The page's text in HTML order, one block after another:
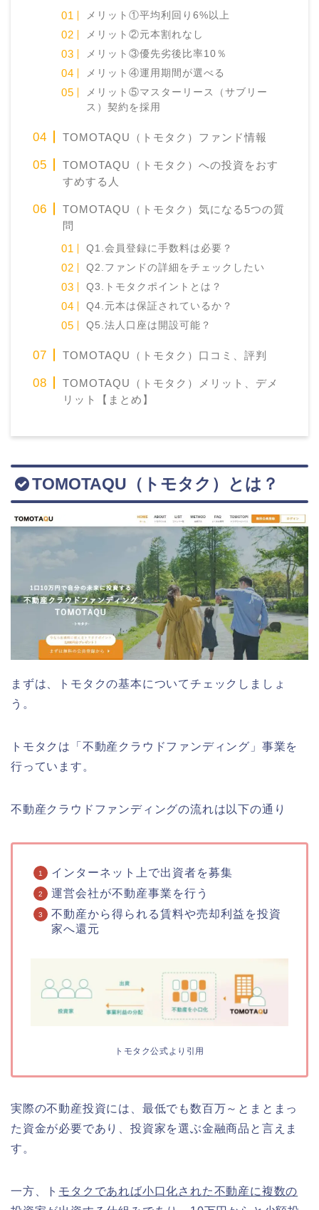
メリット①平均利回り6%以上
メリット②元本割れなし
メリット③優先劣後比率10％
メリット④運用期間が選べる
メリット⑤マスターリース（サブリー
ス）契約を採用
TOMOTAQU（トモタク）ファンド情報
TOMOTAQU（トモタク）への投資をおす
すめする人
TOMOTAQU（トモタク）気になる5つの質
問
Q1.会員登録に手数料は必要？
Q2.ファンドの詳細をチェックしたい
Q3.トモタクポイントとは？
Q4.元本は保証されているか？
Q5.法人口座は開設可能？
TOMOTAQU（トモタク）口コミ、評判
TOMOTAQU（トモタク）メリット、デメ
リット【まとめ】
TOMOTAQU（トモタク）とは？
まずは、トモタクの基本についてチェックしましょ
う。
トモタクは「不動産クラウドファンディング」事業を
行っています。
不動産クラウドファンディングの流れは以下の通り
インターネット上で出資者を募集
運営会社が不動産事業を行う
不動産から得られる賃料や売却利益を投資
家へ還元
トモタク公式より引用
実際の不動産投資には、最低でも数百万～とまとまっ
た資金が必要であり、投資家を選ぶ金融商品と言えま
す。
一方、ト モタクであれば小口化された不動産に複数の